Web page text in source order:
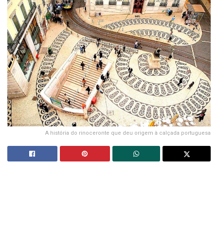
A história do rinoceronte que deu origem à calçada portuguesa